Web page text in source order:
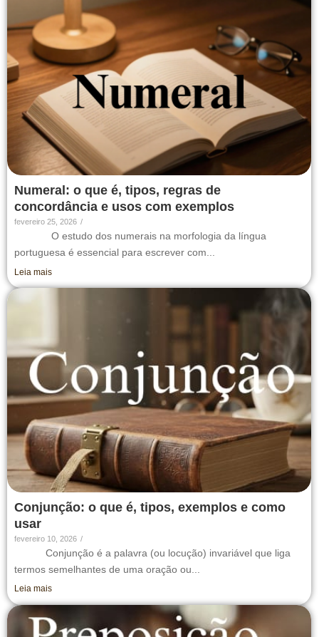
Numeral: o que é, tipos, regras de
concordância e usos com exemplos
fevereiro 25, 2026 /
O estudo dos numerais na morfologia da língua
portuguesa é essencial para escrever com...
Leia mais
Conjunção: o que é, tipos, exemplos e como
usar
fevereiro 10, 2026 /
Conjunção é a palavra (ou locução) invariável que liga
termos semelhantes de uma oração ou...
Leia mais